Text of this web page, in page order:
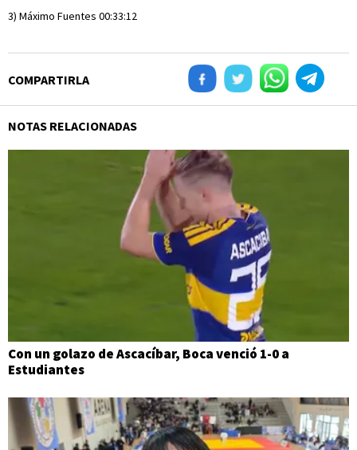
3) Máximo Fuentes 00:33:12
COMPARTIRLA
NOTAS RELACIONADAS
Con un golazo de Ascacíbar, Boca venció 1-0 a
Estudiantes